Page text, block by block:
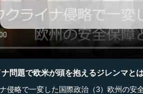
ナ問題で欧米が頭を抱えるジレンマとは
侵略で一変した国際政治（3）欧州の安